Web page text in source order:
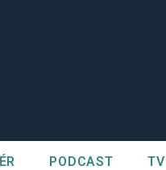
PODCAST TV